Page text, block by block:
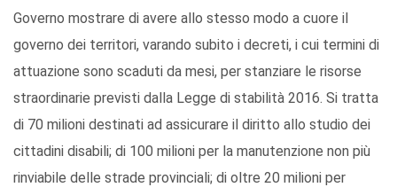
Governo mostrare di avere allo stesso modo a cuore il
governo dei territori, varando subito i decreti, i cui termini di
attuazione sono scaduti da mesi, per stanziare le risorse
straordinarie previsti dalla Legge di stabilità 2016. Si tratta
di 70 milioni destinati ad assicurare il diritto allo studio dei
cittadini disabili; di 100 milioni per la manutenzione non più
rinviabile delle strade provinciali; di oltre 20 milioni per